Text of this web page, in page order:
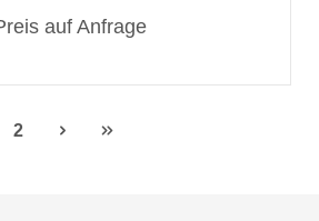
auf Anfrage
Seite
2